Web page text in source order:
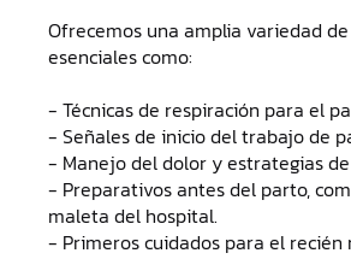
Ofrecemos una amplia variedad
esenciales como:
- Técnicas de respiración para el
- Señales de inicio del trabajo de
- Manejo del dolor y estrategias
- Preparativos antes del parto,
maleta del hospital.
- Primeros cuidados para el recién